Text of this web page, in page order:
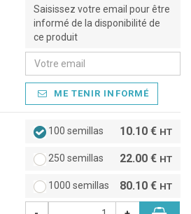
Saisissez votre email pour être
informé de la disponibilité de
ce produit
ME TENIR INFORMÉ
100 semillas 10.10 € HT
250 semillas 22.00 € HT
1000 semillas 80.10 € HT